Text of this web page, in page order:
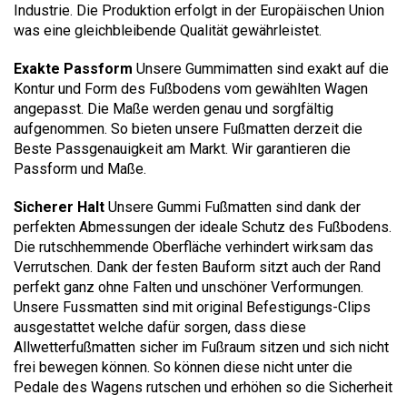
Industrie. Die Produktion erfolgt in der Europäischen Union
was eine gleichbleibende Qualität gewährleistet.
Exakte Passform Unsere Gummimatten sind exakt auf die
Kontur und Form des Fußbodens vom gewählten Wagen
angepasst. Die Maße werden genau und sorgfältig
aufgenommen. So bieten unsere Fußmatten derzeit die
Beste Passgenauigkeit am Markt. Wir garantieren die
Passform und Maße.
Sicherer Halt Unsere Gummi Fußmatten sind dank der
perfekten Abmessungen der ideale Schutz des Fußbodens.
Die rutschhemmende Oberfläche verhindert wirksam das
Verrutschen. Dank der festen Bauform sitzt auch der Rand
perfekt ganz ohne Falten und unschöner Verformungen.
Unsere Fussmatten sind mit original Befestigungs-Clips
ausgestattet welche dafür sorgen, dass diese
Allwetterfußmatten sicher im Fußraum sitzen und sich nicht
frei bewegen können. So können diese nicht unter die
Pedale des Wagens rutschen und erhöhen so die Sicherheit